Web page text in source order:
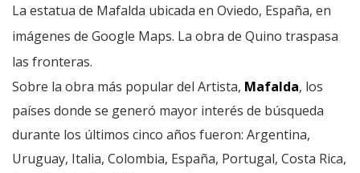
La estatua de Mafalda ubicada en Oviedo, España, en
imágenes de Google Maps. La obra de Quino traspasa
las fronteras.
Sobre la obra más popular del Artista, Mafalda, los
países donde se generó mayor interés de búsqueda
durante los últimos cinco años fueron: Argentina,
Uruguay, Italia, Colombia, España, Portugal, Costa Rica,